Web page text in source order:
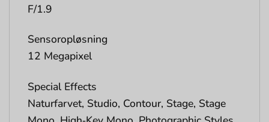
F/1.9
Sensoropløsning
12 Megapixel
Special Effects
Naturfarvet, Studio, Contour, Stage, Stage